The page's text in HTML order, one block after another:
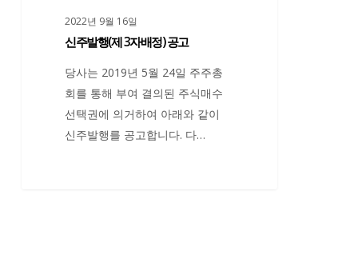
2022년 9월 16일
신주발행(제 3자배정) 공고
당사는 2019년 5월 24일 주주총
회를 통해 부여 결의된 주식매수
선택권에 의거하여 아래와 같이
신주발행를 공고합니다. 다…